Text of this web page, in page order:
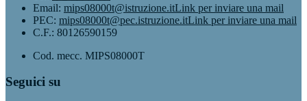
Email: mips08000t@istruzione.itLink per inviare una mail
PEC: mips08000t@pec.istruzione.itLink per inviare una mail
C.F.: 80126590159
Cod. mecc. MIPS08000T
Seguici su